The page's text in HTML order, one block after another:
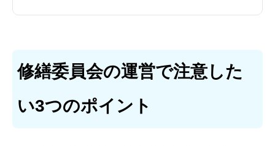
修繕委員会の運営で注意した
い3つのポイント